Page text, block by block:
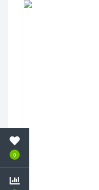
0